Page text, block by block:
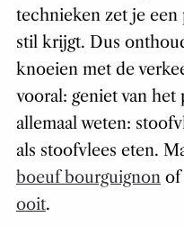
technieken zet je
stil krijgt. Dus
knoeien met de
vooral: geniet van het
allemaal weten:
als stoofvlees eten.
boeuf bourguignonof
ooit.